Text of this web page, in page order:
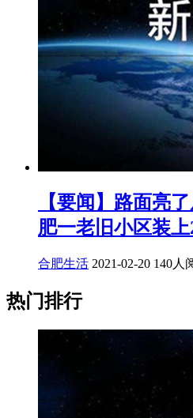
【要闻】路面亮
肥一老旧小区装
合肥生活 2021-02-20 140人
热门排行